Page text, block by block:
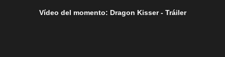
Vídeo del momento: Dragon Kisser - Tráiler